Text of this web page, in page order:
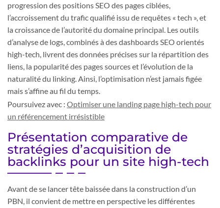
progression des positions SEO des pages ciblées,
l’accroissement du trafic qualifié issu de requêtes « tech », et
la croissance de l’autorité du domaine principal. Les outils
d’analyse de logs, combinés à des dashboards SEO orientés
high-tech, livrent des données précises sur la répartition des
liens, la popularité des pages sources et l’évolution de la
naturalité du linking. Ainsi, l’optimisation n’est jamais figée
mais s’affine au fil du temps.
Poursuivez avec : Optimiser une landing page high-tech pour
un référencement irrésistible
Présentation comparative de
stratégies d’acquisition de
backlinks pour un site high-tech
Avant de se lancer tête baissée dans la construction d’un
PBN, il convient de mettre en perspective les différentes